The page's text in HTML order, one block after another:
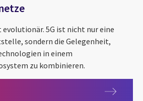
evolutionär. 5G ist nicht nur eine
sondern die Gelegenheit,
in einem
zu kombinieren.